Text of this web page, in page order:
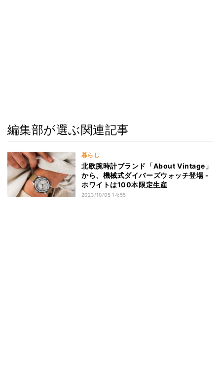
編集部が選ぶ関連記事
暮らし
北欧腕時計ブランド「About Vintage」
から、機械式ダイバーズウォッチ登場 -
ホワイトは100本限定生産
2023/10/05 14:55